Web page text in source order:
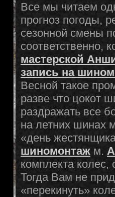
Все мы читаем
прогноз погоды,
сезонной смены
соответственно,
мастерской
запись на
Весной такое
разве что цокот
раздражать все
на летних шинах
«день
шиномонтаж м.
комплекта колес,
Тогда Вам не
«перекинуть»